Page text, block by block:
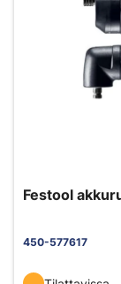
Festool
450-577617